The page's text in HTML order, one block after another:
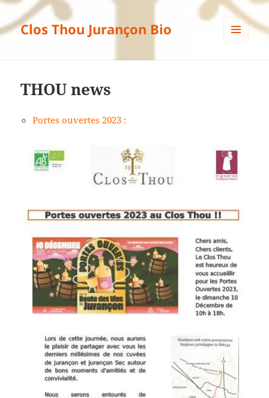
Clos Thou Jurançon Bio
THOU news
Portes ouvertes 2023 :